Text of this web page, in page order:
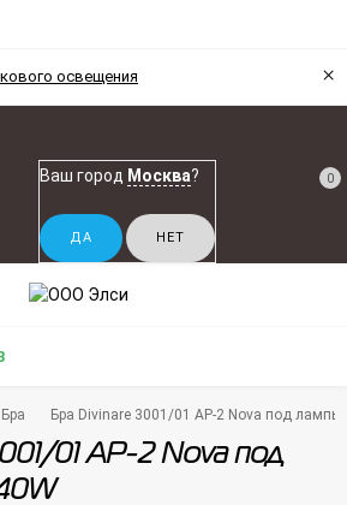
освещения ×
Ваш город Москва? 0
Бра Бра Divinare 3001/01 AP-2 Nova под лампы
01 AP-2 Nova под